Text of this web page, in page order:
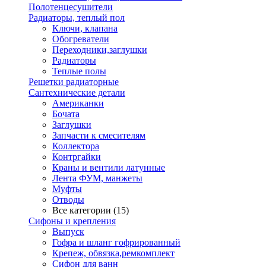
Полотенцесушители
Радиаторы, теплый пол
Ключи, клапана
Обогреватели
Переходники,заглушки
Радиаторы
Теплые полы
Решетки радиаторные
Сантехнические детали
Американки
Бочата
Заглушки
Запчасти к смесителям
Коллектора
Контргайки
Краны и вентили латунные
Лента ФУМ, манжеты
Муфты
Отводы
Все категории (15)
Сифоны и крепления
Выпуск
Гофра и шланг гофрированный
Крепеж, обвязка,ремкомплект
Сифон для ванн